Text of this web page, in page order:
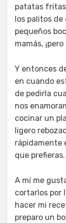
patatas
los palitos
pequeños
mamás,
Y entonces
en cuando
de pedirla
nos
cocinar un
ligero
rápidamente
que prefieras.
A mí me
cortarlos por
hacer mi
preparo un